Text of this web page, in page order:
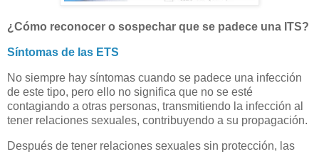
¿Cómo reconocer o sospechar que se padece una ITS?
Síntomas de las ETS
No siempre hay síntomas cuando se padece una infección
de este tipo, pero ello no significa que no se esté
contagiando a otras personas, transmitiendo la infección al
tener relaciones sexuales, contribuyendo a su propagación.
Después de tener relaciones sexuales sin protección, las